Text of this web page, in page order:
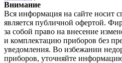
Внимание
Вся информация на сайте носит
является публичной офертой.
за собой право на внесение
и комплектацию приборов без
уведомления. Во избежании
приборов, уточняйте